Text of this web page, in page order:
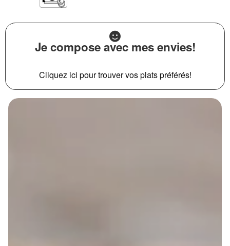
Je compose avec mes envies!
Cliquez ici pour trouver vos plats préférés!